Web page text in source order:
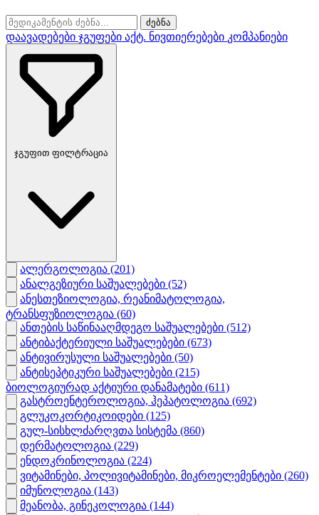
ძებნა
დაავადებები ჯგუფები აქტ. ნივთიერებები კომპანიები
ჯგუფით ფილტრაცია
ალერგოლოგია (201)
ანალგეზიური საშუალებები (52)
ანესთეზიოლოგია, რეანიმატოლოგია,
ტრანსფუზიოლოგია (60)
ანთების საწინააღმდეგო საშუალებები (512)
ანტიბაქტერიული საშუალებები (673)
ანტივირუსული საშუალებები (50)
ანტისეპტიკური საშუალებები (215)
ბიოლოგიურად აქტიური დანამატები (611)
გასტროენტეროლოგია, ჰეპატოლოგია (692)
გლუკოკორტიკოიდები (125)
გულ-სისხლძარღვთა სისტემა (860)
დერმატოლოგია (229)
ენდოკრინოლოგია (224)
ვიტამინები, პოლივიტამინები, მიკროელემენტები (260)
იმუნოლოგია (143)
მეანობა, გინეკოლოგია (144)